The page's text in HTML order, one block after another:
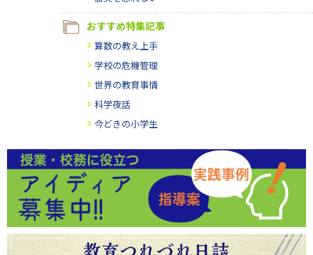
おすすめ特集記事
算数の教え上手
学校の危機管理
世界の教育事情
科学夜話
今どきの小学生